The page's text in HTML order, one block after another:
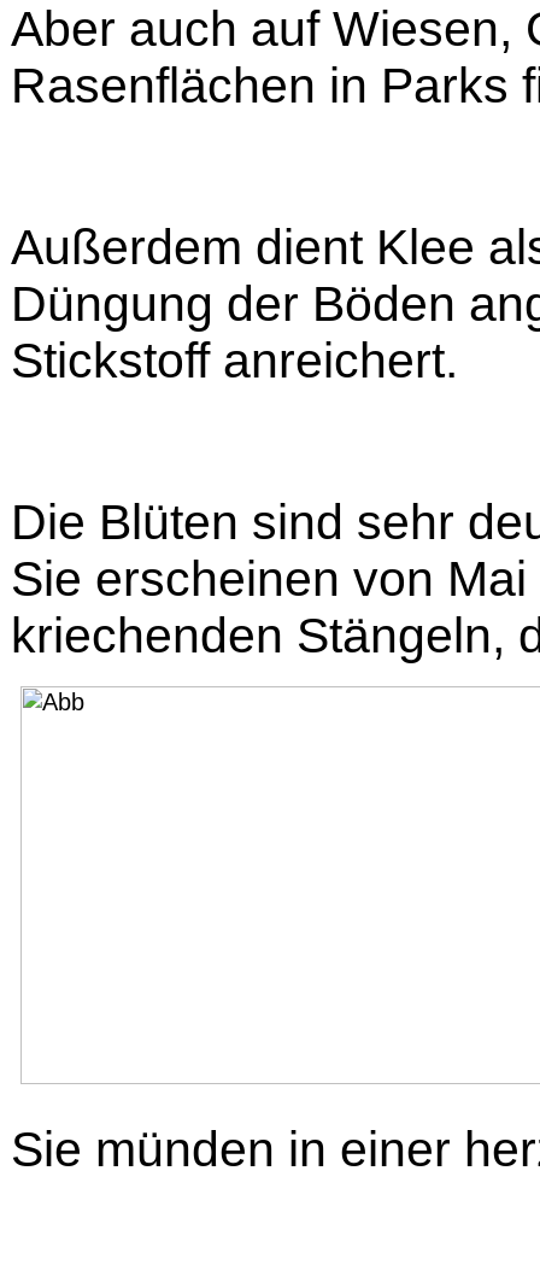
Aber auch auf Wiesen,
Rasenflächen in Parks
Außerdem dient Klee
Düngung der Böden
Stickstoff anreichert.
Die Blüten sind sehr
Sie erscheinen von
kriechenden Stängeln,
Sie münden in einer